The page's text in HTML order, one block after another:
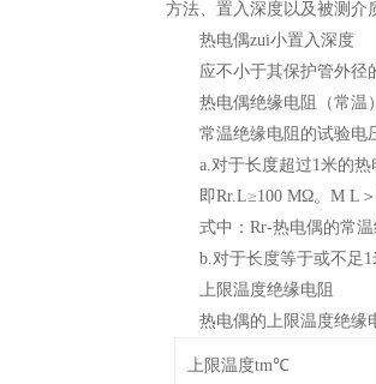
方法、置入深度以及被测介
热电偶zui小置入深
应不小于其保护管外径
热电偶绝缘电阻（常
常温绝缘电阻的试验电
a. 对于长度超过1米的
即Rr.L≥100 MΩ。M L
式中：Rr-热电偶的常
b. 对于长度等于或不足
上限温度绝缘电阻
热电偶的上限温度绝缘
上限温度tm℃